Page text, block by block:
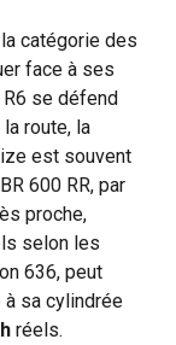
catégorie des
face à ses
se défend
route, la
est souvent
600 RR, par
proche,
selon les
636, peut
sa cylindrée
réels.